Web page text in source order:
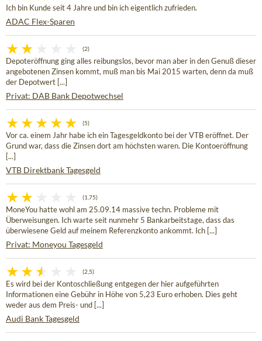
Ich bin Kunde seit 4 Jahre und bin ich eigentlich zufrieden.
ADAC Flex-Sparen
(2)
Depoteröffnung ging alles reibungslos, bevor man aber in den Genuß dieser
angebotenen Zinsen kommt, muß man bis Mai 2015 warten, denn da muß
der Depotwert [...]
Privat: DAB Bank Depotwechsel
(5)
Vor ca. einem Jahr habe ich ein Tagesgeldkonto bei der VTB eröffnet. Der
Grund war, dass die Zinsen dort am höchsten waren. Die Kontoeröffnung
[...]
VTB Direktbank Tagesgeld
(1,75)
MoneYou hatte wohl am 25.09.14 massive techn. Probleme mit
Überweisungen. Ich warte seit nunmehr 5 Bankarbeitstage, dass das
überwiesene Geld auf meinem Referenzkonto ankommt. Ich [...]
Privat: Moneyou Tagesgeld
(2,5)
Es wird bei der Kontoschließung entgegen der hier aufgeführten
Informationen eine Gebühr in Höhe von 5,23 Euro erhoben. Dies geht
weder aus dem Preis- und [...]
Audi Bank Tagesgeld